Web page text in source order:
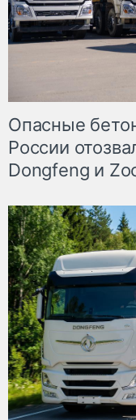
Опасные
России
Dongfeng и